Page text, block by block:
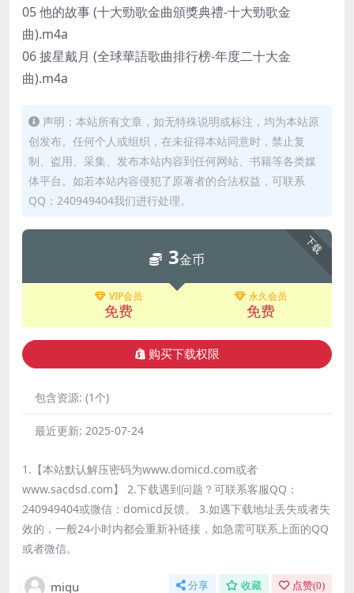
05 他的故事 (十大勁歌金曲頒獎典禮-十大勁歌金
曲).m4a
06 披星戴月 (全球華語歌曲排行榜-年度二十大金
曲).m4a
声明：本站所有文章，如无特殊说明或标注，均为本站原
创发布。任何个人或组织，在未征得本站同意时，禁止复
制、盗用、采集、发布本站内容到任何网站、书籍等各类媒
体平台。如若本站内容侵犯了原著者的合法权益，可联系
QQ：240949404我们进行处理。
下载
3金币
VIP会员
免费
永久会员
免费
购买下载权限
包含资源: (1个)
最近更新: 2025-07-24
1.【本站默认解压密码为www.domicd.com或者
www.sacdsd.com】 2.下载遇到问题？可联系客服QQ：
240949404或微信：domicd反馈。 3.如遇下载地址丢失或者失
效的，一般24小时内都会重新补链接，如急需可联系上面的QQ
或者微信。
migu 分享 收藏 点赞(0)